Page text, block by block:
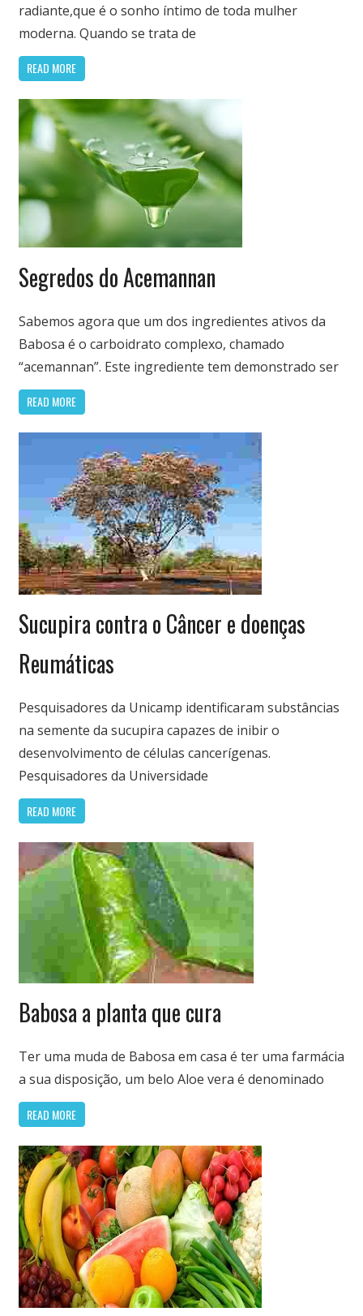
radiante,que é o sonho íntimo de toda mulher
moderna. Quando se trata de
READ MORE
&
Saúde
Segredos do Acemannan
Sabemos agora que um dos ingredientes ativos da
Babosa é o carboidrato complexo, chamado
“acemannan”. Este ingrediente tem demonstrado ser
READ MORE
&
Sucupira contra o Câncer e doenças
Reumáticas
Pesquisadores da Unicamp identificaram substâncias
na semente da sucupira capazes de inibir o
desenvolvimento de células cancerígenas.
Pesquisadores da Universidade
READ MORE
&
Variedades
Babosa a planta que cura
Ter uma muda de Babosa em casa é ter uma farmácia
a sua disposição, um belo Aloe vera é denominado
READ MORE